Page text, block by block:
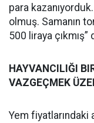
para
olmuş. Samanın
500 liraya çıkmış”
HAYVANCILIĞI
VAZGEÇMEK
Yem fiyatlarındaki